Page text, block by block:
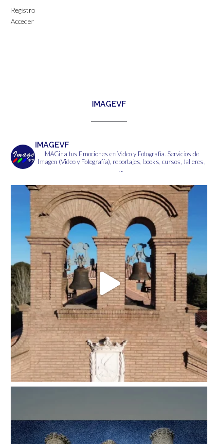
Registro
Acceder
IMAGEVF
IMAGEVF
IMAGina tus Emociones en Video y Fotografía. Servicios de
Imagen (Video y Fotografía), reportajes, books, cursos, talleres,
...